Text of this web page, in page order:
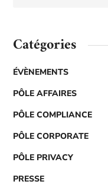
Catégories
ÉVÈNEMENTS
PÔLE AFFAIRES
PÔLE COMPLIANCE
PÔLE CORPORATE
PÔLE PRIVACY
PRESSE